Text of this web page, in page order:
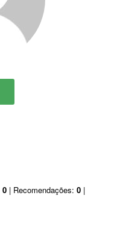
0 | Recomendações: 0 |